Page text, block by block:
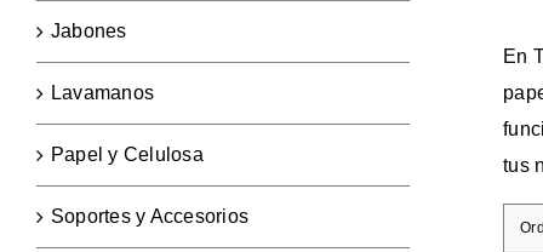
En
tus
Jabones
Lavamanos
Papel y Celulosa
Soportes y Accesorios